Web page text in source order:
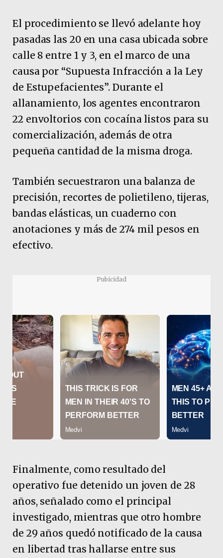
El procedimiento se llevó adelante hoy
pasadas las 20 en una casa ubicada sobre
calle 8 entre 1 y 3, en el marco de una
causa por “Supuesta Infracción a la Ley
de Estupefacientes”. Durante el
allanamiento, los agentes encontraron
22 envoltorios con cocaína listos para su
comercialización, además de otra
pequeña cantidad de la misma droga.
También secuestraron una balanza de
precisión, recortes de polietileno, tijeras,
bandas elásticas, un cuaderno con
anotaciones y más de 274 mil pesos en
efectivo.
Pubicidad
Finalmente, como resultado del
operativo fue detenido un joven de 28
años, señalado como el principal
investigado, mientras que otro hombre
de 29 años quedó notificado de la causa
en libertad tras hallarse entre sus